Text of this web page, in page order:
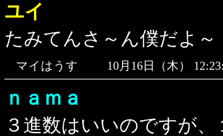
ユイ
たみてんさ～ん僕だよ～
マイはうす 10月16日（木）
ｎａｍａ
３進数はいいのですが